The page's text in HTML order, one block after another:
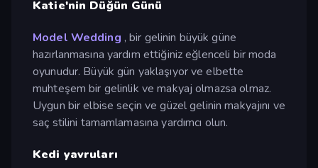
Katie'nin Düğün Günü
Model Wedding , bir gelinin büyük güne
hazırlanmasına yardım ettiğiniz eğlenceli bir moda
oyunudur. Büyük gün yaklaşıyor ve elbette
muhteşem bir gelinlik ve makyaj olmazsa olmaz.
Uygun bir elbise seçin ve güzel gelinin makyajını ve
saç stilini tamamlamasına yardımcı olun.
Kedi yavruları